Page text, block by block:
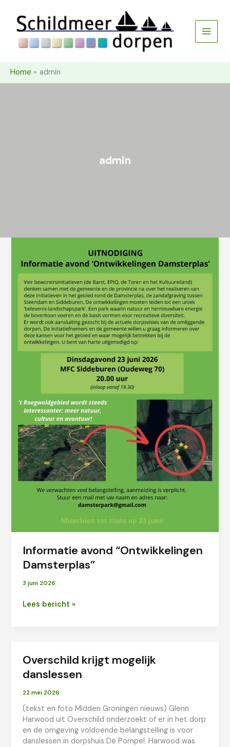
inhoud
Home admin
admin
Informatie avond “Ontwikkelingen
Damsterplas”
3 juni 2026
Informatie
Lees bericht »
Overschild krijgt mogelijk
danslessen
22 mei 2026
(tekst en foto Midden Groningen nieuws) Glenn
Harwood uit Overschild onderzoekt of er in het dorp
en de omgeving voldoende belangstelling is voor
danslessen in dorpshuis De Pompel. Harwood was